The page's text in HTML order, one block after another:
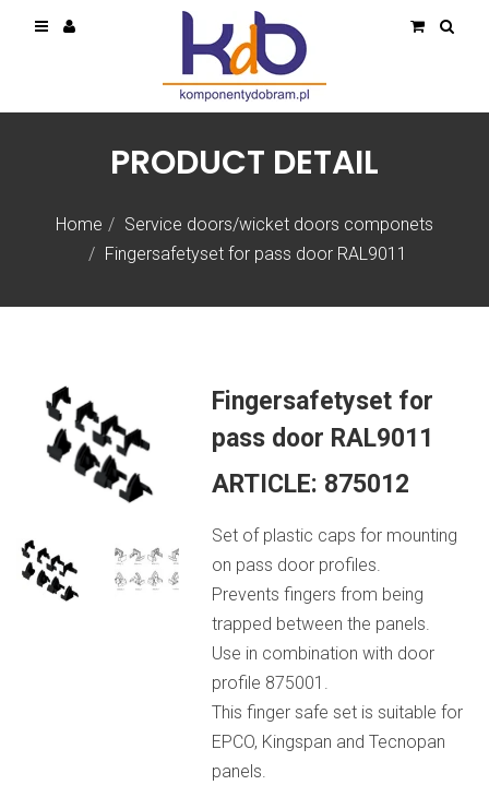
Home
Service doors/wicket doors componets
Fingersafetyset for pass door RAL9011
PRODUCT DETAIL
Fingersafetyset for
pass door RAL9011
ARTICLE: 875012
Set of plastic caps for mounting
on pass door profiles.
Prevents fingers from being
trapped between the panels.
Use in combination with door
profile 875001.
This finger safe set is suitable for
EPCO, Kingspan and Tecnopan
panels.